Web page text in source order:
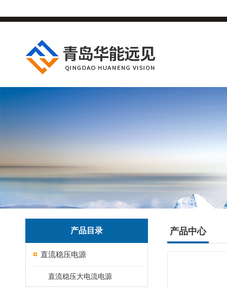
产品目录
直流稳压电源
直流稳压大电流电源
产品中心